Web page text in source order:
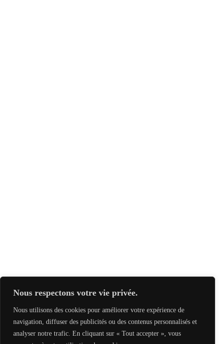
Nous respectons votre vie privée.
Nous utilisons des cookies pour améliorer votre expérience de
navigation, diffuser des publicités ou des contenus personnalisés et
analyser notre trafic. En cliquant sur « Tout accepter », vous